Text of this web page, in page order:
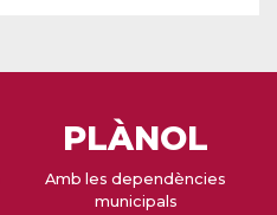
PLÀNOL
Amb les dependències
municipals